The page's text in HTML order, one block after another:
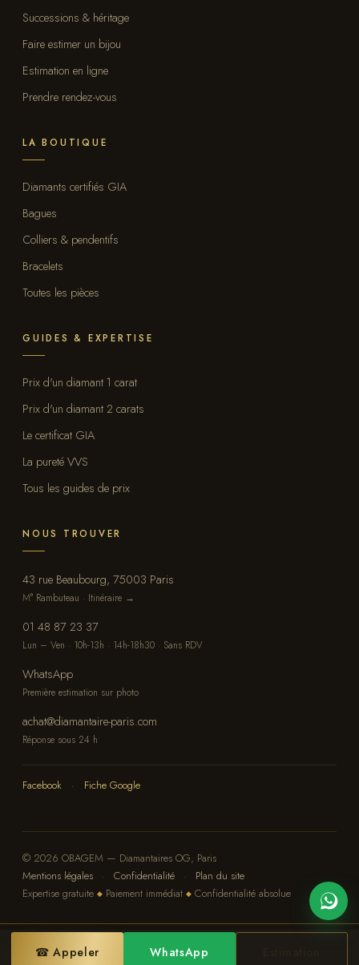
☎ Appeler WhatsApp
Successions & héritage
Faire estimer un bijou
Estimation en ligne
Prendre rendez-vous
LA BOUTIQUE
Diamants certifiés GIA
Bagues
Colliers & pendentifs
Bracelets
Toutes les pièces
GUIDES & EXPERTISE
Prix d'un diamant 1 carat
Prix d'un diamant 2 carats
Le certificat GIA
La pureté VVS
Tous les guides de prix
NOUS TROUVER
43 rue Beaubourg, 75003 Paris
M° Rambuteau · Itinéraire →
01 48 87 23 37
Lun – Ven · 10h-13h · 14h-18h30 · Sans RDV
WhatsApp
Première estimation sur photo
achat@diamantaire-paris.com
Réponse sous 24 h
Facebook · Fiche Google
© 2026 OBAGEM — Diamantaires OG, Paris
Mentions légales
· Confidentialité ·
Plan du site
Expertise gratuite ◆ Paiement immédiat ◆ Confidentialité absolue